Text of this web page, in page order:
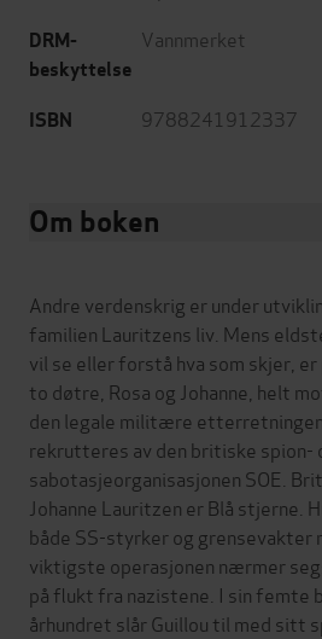
DRM-
beskyttelse
Vannmerket
ISBN 9788241912337
Om boken
Andre verdenskrig er under
familien Lauritzens liv. Mens
vil se eller forstå hva som skjer,
to døtre, Rosa og Johanne, helt
den legale militære
rekrutteres av den britiske spion-
sabotasjeorganisasjonen SOE.
Johanne Lauritzen er Blå stjerne.
både SS-styrker og grensevakter
viktigste operasjonen nærmer
på flukt fra nazistene. I sin femte
århundret slår Guillou til med sitt